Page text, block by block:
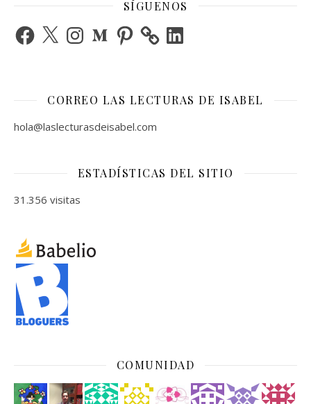
SÍGUENOS
Facebook
X InstagramMediumPinterest LinkedIn
CORREO LAS LECTURAS DE ISABEL
hola@laslecturasdeisabel.com
ESTADÍSTICAS DEL SITIO
31.356 visitas
COMUNIDAD